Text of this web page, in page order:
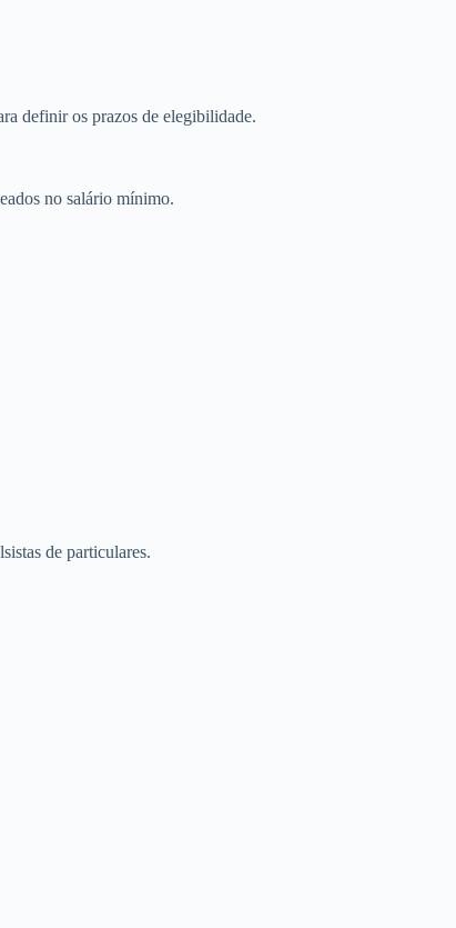
definir os prazos de elegibilidade.
no salário mínimo.
de particulares.